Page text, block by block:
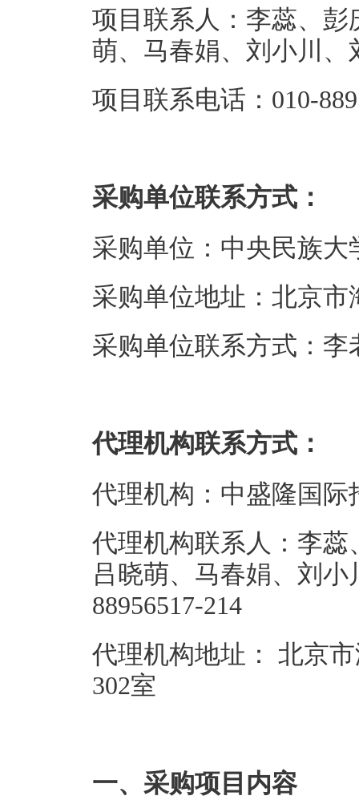
项目联系人：李蕊、
萌、马春娟、刘小川
项目联系电话：010-
采购单位联系方式：
采购单位：中央民族大
采购单位地址：北京市
采购单位联系方式：李
代理机构联系方式：
代理机构：中盛隆国
代理机构联系人：李
吕晓萌、马春娟、刘
88956517-214
代理机构地址： 北京
302室
一、采购项目内容